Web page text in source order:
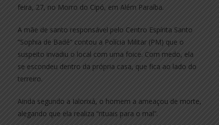
feira, 27, no Morro do Cipó, em Além Paraíba.
A mãe de santo responsável pelo Centro Espírita Santo
“Sophia de Badé” contou a Polícia Militar (PM) que o
suspeito invadiu o local com uma foice. Com medo, ela
se escondeu dentro da própria casa, que fica ao lado do
terreiro.
Ainda segundo a Ialorixá, o homem a ameaçou de morte,
alegando que ela realiza “rituais para o mal”.